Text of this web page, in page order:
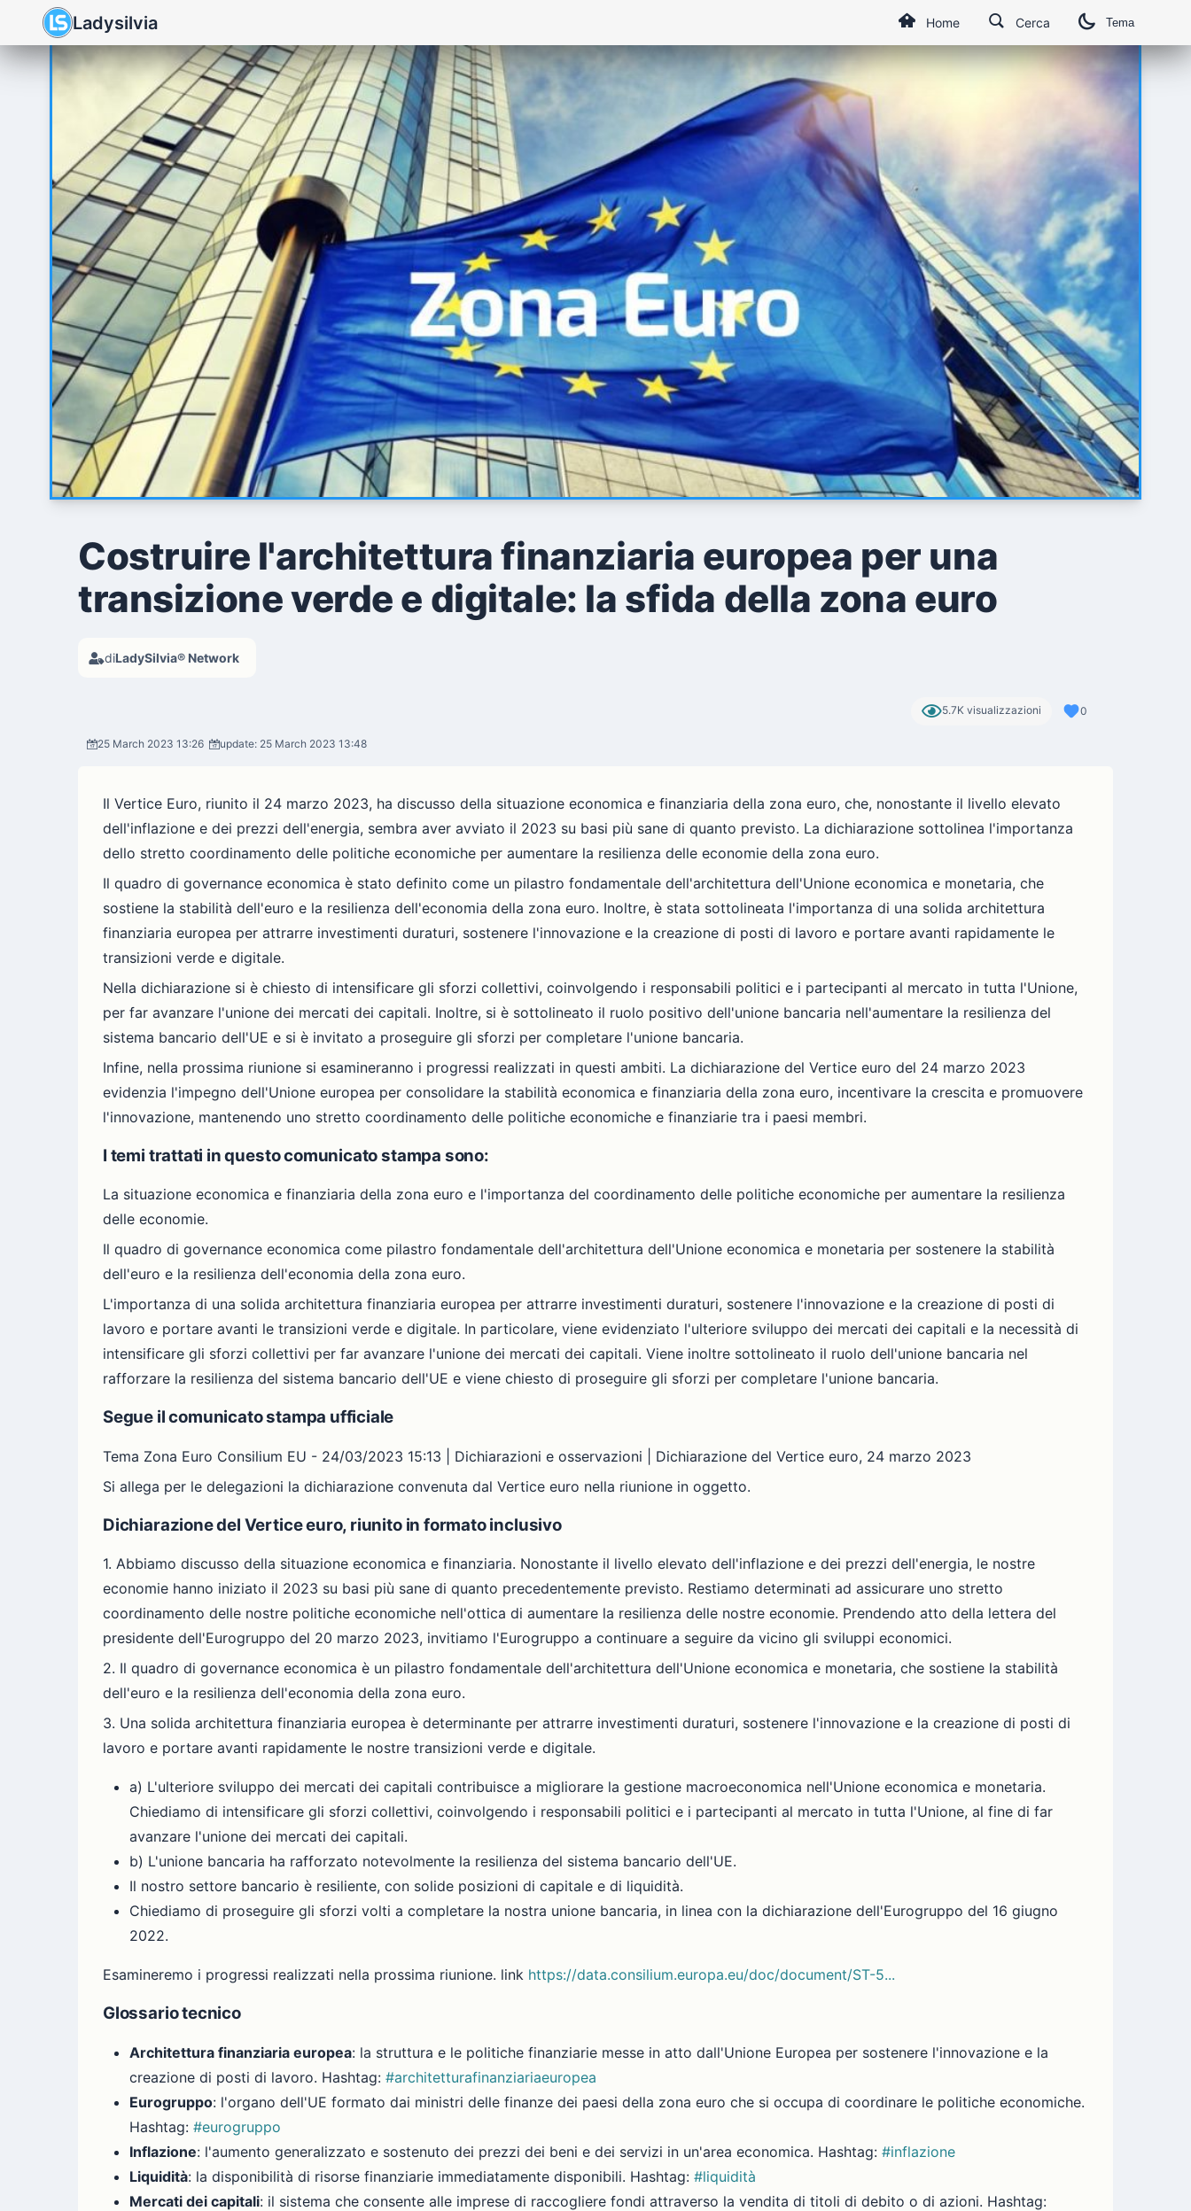
Ladysilvia Home Cerca Tema
Costruire l'architettura finanziaria europea per una
transizione verde e digitale: la sfida della zona euro
diLadySilvia® Network
5.7K visualizzazioni 0
25 March 2023 13:26 update: 25 March 2023 13:48
Il Vertice Euro, riunito il 24 marzo 2023, ha discusso della situazione economica e finanziaria della zona euro, che, nonostante il livello elevato
dell'inflazione e dei prezzi dell'energia, sembra aver avviato il 2023 su basi più sane di quanto previsto. La dichiarazione sottolinea l'importanza
dello stretto coordinamento delle politiche economiche per aumentare la resilienza delle economie della zona euro.
Il quadro di governance economica è stato definito come un pilastro fondamentale dell'architettura dell'Unione economica e monetaria, che
sostiene la stabilità dell'euro e la resilienza dell'economia della zona euro. Inoltre, è stata sottolineata l'importanza di una solida architettura
finanziaria europea per attrarre investimenti duraturi, sostenere l'innovazione e la creazione di posti di lavoro e portare avanti rapidamente le
transizioni verde e digitale.
Nella dichiarazione si è chiesto di intensificare gli sforzi collettivi, coinvolgendo i responsabili politici e i partecipanti al mercato in tutta l'Unione,
per far avanzare l'unione dei mercati dei capitali. Inoltre, si è sottolineato il ruolo positivo dell'unione bancaria nell'aumentare la resilienza del
sistema bancario dell'UE e si è invitato a proseguire gli sforzi per completare l'unione bancaria.
Infine, nella prossima riunione si esamineranno i progressi realizzati in questi ambiti. La dichiarazione del Vertice euro del 24 marzo 2023
evidenzia l'impegno dell'Unione europea per consolidare la stabilità economica e finanziaria della zona euro, incentivare la crescita e promuovere
l'innovazione, mantenendo uno stretto coordinamento delle politiche economiche e finanziarie tra i paesi membri.
I temi trattati in questo comunicato stampa sono:
La situazione economica e finanziaria della zona euro e l'importanza del coordinamento delle politiche economiche per aumentare la resilienza
delle economie.
Il quadro di governance economica come pilastro fondamentale dell'architettura dell'Unione economica e monetaria per sostenere la stabilità
dell'euro e la resilienza dell'economia della zona euro.
L'importanza di una solida architettura finanziaria europea per attrarre investimenti duraturi, sostenere l'innovazione e la creazione di posti di
lavoro e portare avanti le transizioni verde e digitale. In particolare, viene evidenziato l'ulteriore sviluppo dei mercati dei capitali e la necessità di
intensificare gli sforzi collettivi per far avanzare l'unione dei mercati dei capitali. Viene inoltre sottolineato il ruolo dell'unione bancaria nel
rafforzare la resilienza del sistema bancario dell'UE e viene chiesto di proseguire gli sforzi per completare l'unione bancaria.
Segue il comunicato stampa ufficiale
Tema Zona Euro Consilium EU - 24/03/2023 15:13 | Dichiarazioni e osservazioni | Dichiarazione del Vertice euro, 24 marzo 2023
Si allega per le delegazioni la dichiarazione convenuta dal Vertice euro nella riunione in oggetto.
Dichiarazione del Vertice euro, riunito in formato inclusivo
1. Abbiamo discusso della situazione economica e finanziaria. Nonostante il livello elevato dell'inflazione e dei prezzi dell'energia, le nostre
economie hanno iniziato il 2023 su basi più sane di quanto precedentemente previsto. Restiamo determinati ad assicurare uno stretto
coordinamento delle nostre politiche economiche nell'ottica di aumentare la resilienza delle nostre economie. Prendendo atto della lettera del
presidente dell'Eurogruppo del 20 marzo 2023, invitiamo l'Eurogruppo a continuare a seguire da vicino gli sviluppi economici.
2. Il quadro di governance economica è un pilastro fondamentale dell'architettura dell'Unione economica e monetaria, che sostiene la stabilità
dell'euro e la resilienza dell'economia della zona euro.
3. Una solida architettura finanziaria europea è determinante per attrarre investimenti duraturi, sostenere l'innovazione e la creazione di posti di
lavoro e portare avanti rapidamente le nostre transizioni verde e digitale.
a) L'ulteriore sviluppo dei mercati dei capitali contribuisce a migliorare la gestione macroeconomica nell'Unione economica e monetaria.
Chiediamo di intensificare gli sforzi collettivi, coinvolgendo i responsabili politici e i partecipanti al mercato in tutta l'Unione, al fine di far
avanzare l'unione dei mercati dei capitali.
b) L'unione bancaria ha rafforzato notevolmente la resilienza del sistema bancario dell'UE.
Il nostro settore bancario è resiliente, con solide posizioni di capitale e di liquidità.
Chiediamo di proseguire gli sforzi volti a completare la nostra unione bancaria, in linea con la dichiarazione dell'Eurogruppo del 16 giugno
2022.
Esamineremo i progressi realizzati nella prossima riunione. link https://data.consilium.europa.eu/doc/document/ST-5...
Glossario tecnico
Architettura finanziaria europea: la struttura e le politiche finanziarie messe in atto dall'Unione Europea per sostenere l'innovazione e la
creazione di posti di lavoro. Hashtag: #architetturafinanziariaeuropea
Eurogruppo: l'organo dell'UE formato dai ministri delle finanze dei paesi della zona euro che si occupa di coordinare le politiche economiche.
Hashtag: #eurogruppo
Inflazione: l'aumento generalizzato e sostenuto dei prezzi dei beni e dei servizi in un'area economica. Hashtag: #inflazione
Liquidità: la disponibilità di risorse finanziarie immediatamente disponibili. Hashtag: #liquidità
Mercati dei capitali: il sistema che consente alle imprese di raccogliere fondi attraverso la vendita di titoli di debito o di azioni. Hashtag: